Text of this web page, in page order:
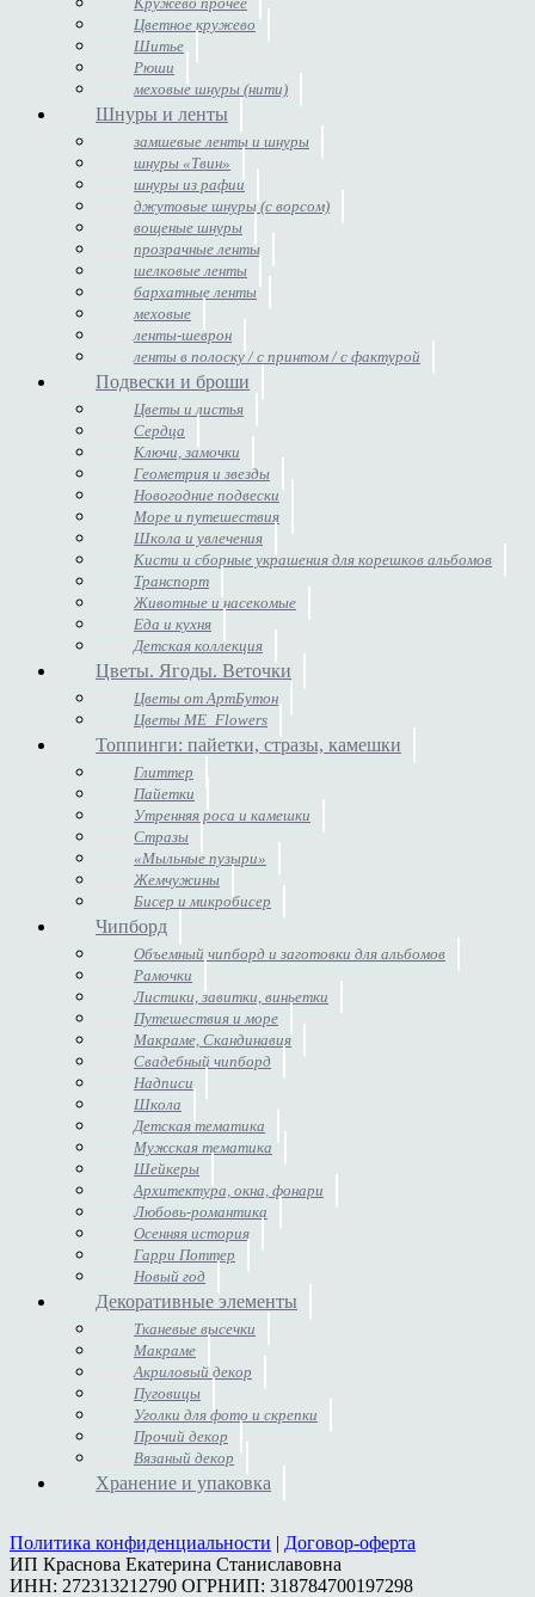
Цветное кружево
Шитье
Рюши
меховые шнуры (нити)
Шнуры и ленты
замшевые ленты и шнуры
шнуры «Твин»
шнуры из рафии
джутовые шнуры (с ворсом)
вощеные шнуры
прозрачные ленты
шелковые ленты
бархатные ленты
меховые
ленты-шеврон
ленты в полоску / с принтом / с фактурой
Подвески и броши
Цветы и листья
Сердца
Ключи, замочки
Геометрия и звезды
Новогодние подвески
Море и путешествия
Школа и увлечения
Кисти и сборные украшения для корешков альбомов
Транспорт
Животные и насекомые
Еда и кухня
Детская коллекция
Цветы. Ягоды. Веточки
Цветы от АртБутон
Цветы ME_Flowers
Топпинги: пайетки, стразы, камешки
Глиттер
Пайетки
Утренняя роса и камешки
Стразы
«Мыльные пузыри»
Жемчужины
Бисер и микробисер
Чипборд
Объемный чипборд и заготовки для альбомов
Рамочки
Листики, завитки, виньетки
Путешествия и море
Макраме, Скандинавия
Свадебный чипборд
Надписи
Школа
Детская тематика
Мужская тематика
Шейкеры
Архитектура, окна, фонари
Любовь-романтика
Осенняя история
Гарри Поттер
Новый год
Декоративные элементы
Тканевые высечки
Макраме
Акриловый декор
Пуговицы
Уголки для фото и скрепки
Прочий декор
Вязаный декор
Хранение и упаковка
Политика конфиденциальности | Договор-оферта
ИП Краснова Екатерина Станиславовна
ИНН: 272313212790 ОГРНИП: 318784700197298